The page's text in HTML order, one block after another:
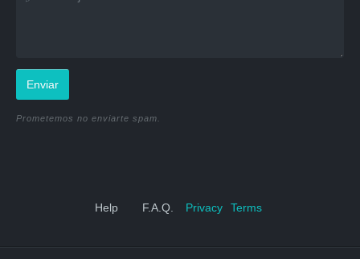
Enviar
Prometemos no enviarte spam.
Help F.A.Q. Privacy Terms